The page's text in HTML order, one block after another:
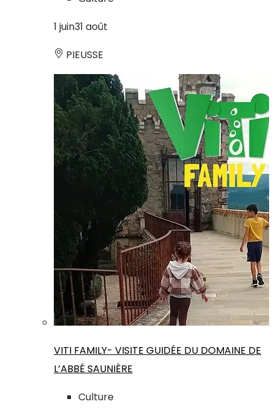
1 juin31 août
PIEUSSE
VITI FAMILY- VISITE GUIDÉE DU DOMAINE DE
L’ABBÉ SAUNIÈRE
Culture